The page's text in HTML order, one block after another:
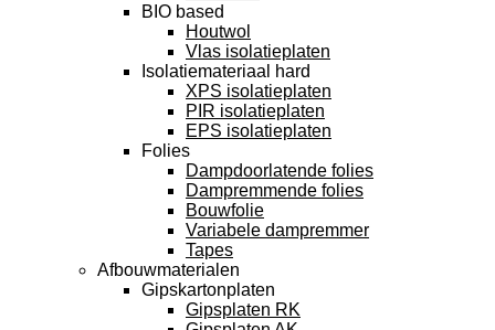
BIO based
Houtwol
Vlas isolatieplaten
Isolatiemateriaal hard
XPS isolatieplaten
PIR isolatieplaten
EPS isolatieplaten
Folies
Dampdoorlatende folies
Dampremmende folies
Bouwfolie
Variabele dampremmer
Tapes
Afbouwmaterialen
Gipskartonplaten
Gipsplaten RK